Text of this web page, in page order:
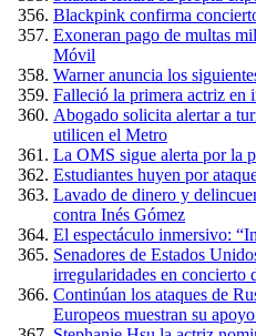
Blackpink confirma
Exoneran pago de multas
Móvil
Warner anuncia los
Falleció la primera actriz en
Abogado solicita alertar a
utilicen el Metro
La OMS sigue alerta por la
Estudiantes huyen por
Lavado de dinero y
contra Inés Gómez
El espectáculo inmersivo:
Senadores de Estados
irregularidades en concierto
Continúan los ataques de
Europeos muestran su